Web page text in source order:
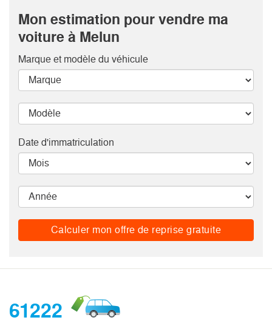
Mon estimation pour vendre ma
voiture à Melun
Marque et modèle du véhicule
Date d'immatriculation
Calculer mon offre de reprise gratuite
61222